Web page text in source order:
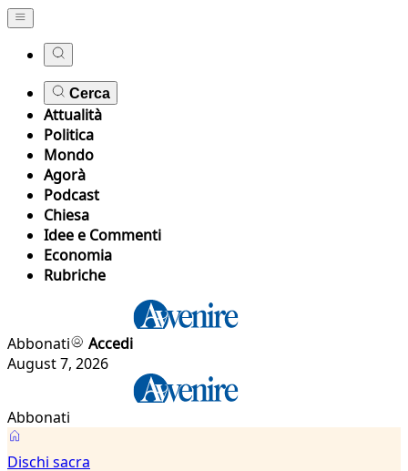
Cerca
Attualità
Politica
Mondo
Agorà
Podcast
Chiesa
Idee e Commenti
Economia
Rubriche
Abbonati
Accedi
August 7, 2026
Abbonati
Dischi sacra